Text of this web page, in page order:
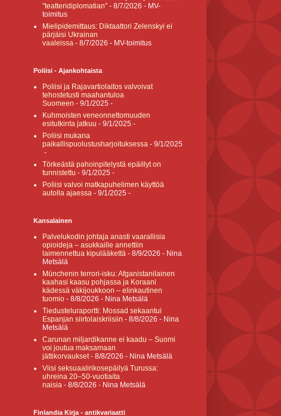
”teatteridiplomatian” - 8/7/2026 - MV-
toimitus
Mielipidemittaus: Diktaattori Zelenskyi ei
pärjäisi Ukrainan
vaaleissa - 8/7/2026 - MV-toimitus
Poliisi - Ajankohtaista
Poliisi ja Rajavartiolaitos valvoivat
tehostetusti maahantuloa
Suomeen - 9/1/2025 -
Kuhmoisten veneonnettomuuden
esitutkinta jatkuu - 9/1/2025 -
Poliisi mukana
paikallispuolustusharjoituksessa - 9/1/2025
-
Törkeästä pahoinpitelystä epäillyt on
tunnistettu - 9/1/2025 -
Poliisi valvoi matkapuhelimen käyttöä
autolla ajaessa - 9/1/2025 -
Kansalainen
Palvelukodin johtaja anasti vaarallisia
opioideja – asukkaille annettiin
laimennettua kipulääkettä - 8/9/2026 - Nina
Metsälä
Münchenin terrori-isku: Afganistanilainen
kaahasi kaasu pohjassa ja Koraani
kädessä väkijoukkoon – elinkautinen
tuomio - 8/8/2026 - Nina Metsälä
Tiedusteluraportti: Mossad sekaantui
Espanjan siirtolaiskriisiin - 8/8/2026 - Nina
Metsälä
Carunan miljardikanne ei kaadu – Suomi
voi joutua maksamaan
jättikorvaukset- 8/8/2026 - Nina Metsälä
Viisi seksuaalirikosepäilyä Turussa:
uhreina 20–50-vuotiaita
naisia - 8/8/2026 - Nina Metsälä
Finlandia Kirja - antikvariaatti